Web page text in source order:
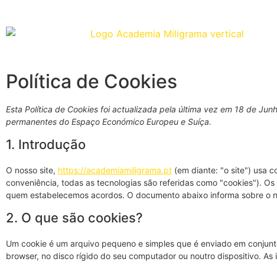
Política de Cookies
Esta Política de Cookies foi actualizada pela última vez em 18 de
permanentes do Espaço Económico Europeu e Suíça.
1. Introdução
O nosso site, https://academiamiligrama.pt (em diante: "o site") usa
conveniência, todas as tecnologias são referidas como "cookies").
quem estabelecemos acordos. O documento abaixo informa sobre o
2. O que são cookies?
Um cookie é um arquivo pequeno e simples que é enviado em
browser, no disco rígido do seu computador ou noutro dispositivo.